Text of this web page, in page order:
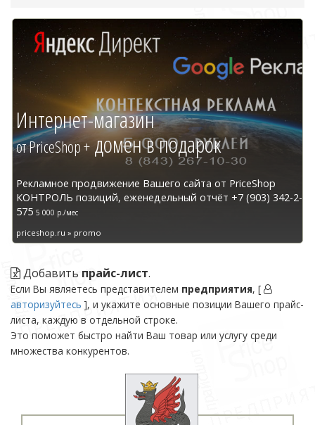
Интернет-магазин
от PriceShop +домен в подарок
Рекламное продвижение Вашего сайта от PriceShop
КОНТРОЛЬ позиций, еженедельный отчёт +7 (903) 342-2-
575 5 000 р./мес
priceshop.ru » promo
Добавить прайс-лист.
Если Вы являетесь представителем предприятия, [
авторизуйтесь ], и укажите основные позиции Вашего прайс-
листа, каждую в отдельной строке.
Это поможет быстро найти Ваш товар или услугу среди
множества конкурентов.